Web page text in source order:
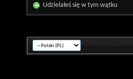
Udzielałeś się w tym wątku